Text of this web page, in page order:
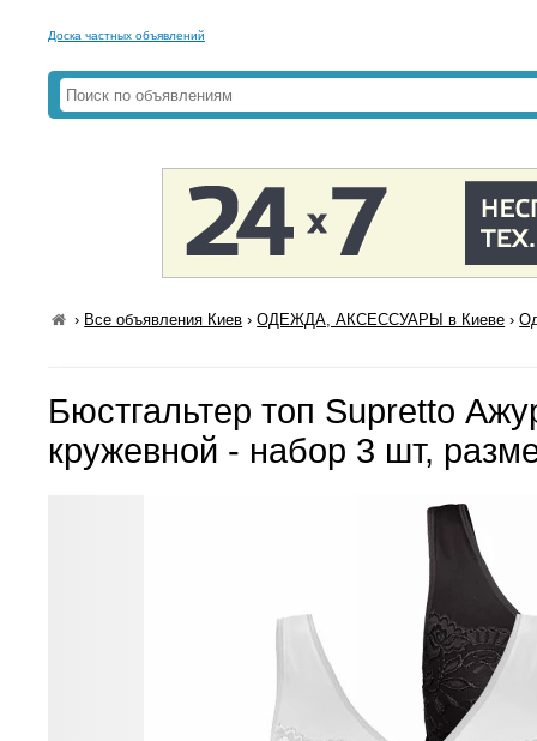
Доска частных объявлений
› Все объявления Киев ›ОДЕЖДА, АКСЕССУАРЫ в Киеве ›
Бюстгальтер топ Supretto
кружевной - набор 3 шт,